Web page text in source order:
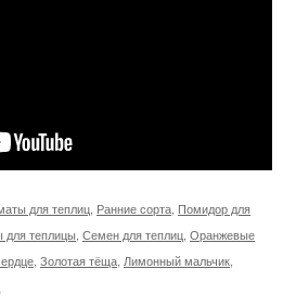
для теплиц Ранние сорта Помидор для
для теплицы Семен для теплиц Оранжевые
Золотая тёща Лимонный мальчик